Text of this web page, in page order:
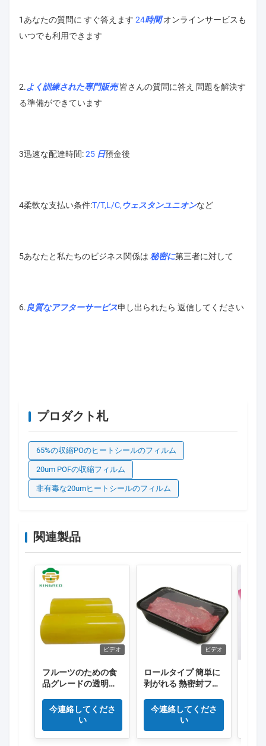
1あなたの質問に すぐ答えます 24時間 オンラインサービスも
いつでも利用できます
2.よく訓練された専門販売 皆さんの質問に答え 問題を解決す
る準備ができています
3迅速な配達時間:25 日預金後
4柔軟な支払い条件:T/T,L/C,ウェスタンユニオンなど
5あなたと私たちのビジネス関係は 秘密に第三者に対して
6.良質なアフターサービス申し出られたら 返信してください
プロダクト札
65%の収縮POのヒートシールのフィルム
20um POFの収縮フィルム
非有毒な20umヒートシールのフィルム
関連製品
ビデオ
フルーツのための食
品グレードの透明色
今連絡してくださ
い
ビデオ
ロールタイプ 簡単に
剥がれる 熱密封フィ
ム 新鮮食品用
今連絡してくださ
い